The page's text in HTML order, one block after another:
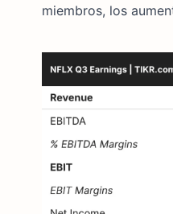
miembros, los